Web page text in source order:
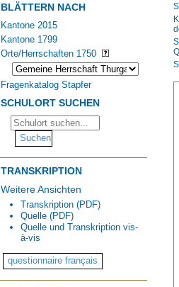
BLÄTTERN NACH
Kantone 2015
Kantone 1799
Orte/Herrschaften 1750
Fragenkatalog Stapfer
SCHULORT SUCHEN
TRANSKRIPTION
Weitere Ansichten
Transkription (PDF)
Quelle (PDF)
Quelle und Transkription vis-
à-vis